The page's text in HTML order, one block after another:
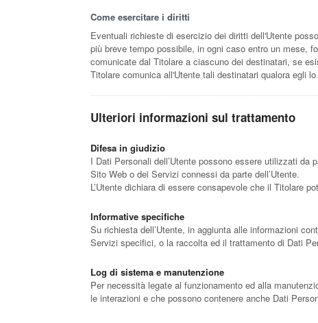
Come esercitare i diritti
Eventuali richieste di esercizio dei diritti dell'Utente
più breve tempo possibile, in ogni caso entro un mese,
comunicate dal Titolare a ciascuno dei destinatari, se
Titolare comunica all'Utente tali destinatari qualora egli
Ulteriori informazioni sul trattamento
Difesa in giudizio
I Dati Personali dell’Utente possono essere utilizzati
Sito Web o dei Servizi connessi da parte dell’Utente.
L’Utente dichiara di essere consapevole che il Titolare
Informative specifiche
Su richiesta dell’Utente, in aggiunta alle informazioni
Servizi specifici, o la raccolta ed il trattamento di Dati
Log di sistema e manutenzione
Per necessità legate al funzionamento ed alla
le interazioni e che possono contenere anche Dati